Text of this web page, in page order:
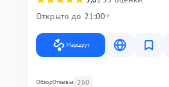
Открыто до 21:00
Маршрут
ОбзорОтзывы 260